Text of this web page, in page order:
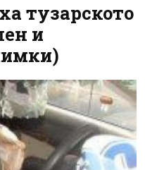
тузарското
и